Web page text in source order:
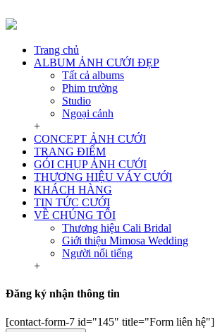
Trang chủ
ALBUM ẢNH CƯỚI ĐẸP
Tất cả albums
Phim trường
Studio
Ngoại cảnh
+
CONCEPT ẢNH CƯỚI
TRANG ĐIỂM
GÓI CHỤP ẢNH CƯỚI
THƯƠNG HIỆU VÁY CƯỚI
KHÁCH HÀNG
TIN TỨC CƯỚI
VỀ CHÚNG TÔI
Thương hiệu Cali Bridal
Giới thiệu Mimosa Wedding
Người nổi tiếng
+
Đăng ký nhận thông tin
[contact-form-7 id="145" title="Form liên hệ"]